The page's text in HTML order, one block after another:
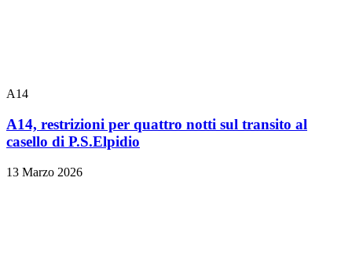
A14
A14, restrizioni per quattro notti sul transito al
casello di P.S.Elpidio
13 Marzo 2026